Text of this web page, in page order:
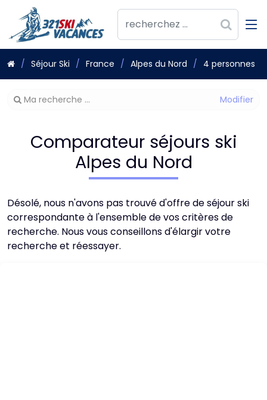
Séjour Ski France Alpes du Nord 4 personnes
Modifier
Ma recherche ...
Comparateur séjours ski
Alpes du Nord
Désolé, nous n'avons pas trouvé d'offre de séjour ski
correspondante à l'ensemble de vos critères de
recherche. Nous vous conseillons d'élargir votre
recherche et réessayer.